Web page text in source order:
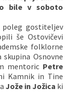
bile v soboto
poleg gostiteljev
še Ostovičevi
folklorne
Osnovne
mentoric Petre
Kamnik in Tine
Jože in Jožica ki